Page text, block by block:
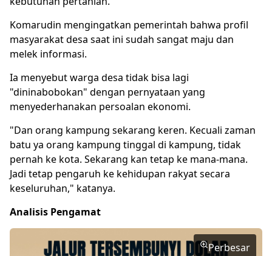
Komarudin mengingatkan pemerintah bahwa profil
masyarakat desa saat ini sudah sangat maju dan
melek informasi.
Ia menyebut warga desa tidak bisa lagi
"dininabobokan" dengan pernyataan yang
menyederhanakan persoalan ekonomi.
"Dan orang kampung sekarang keren. Kecuali zaman
batu ya orang kampung tinggal di kampung, tidak
pernah ke kota. Sekarang kan tetap ke mana-mana.
Jadi tetap pengaruh ke kehidupan rakyat secara
keseluruhan," katanya.
Analisis Pengamat
Perbesar